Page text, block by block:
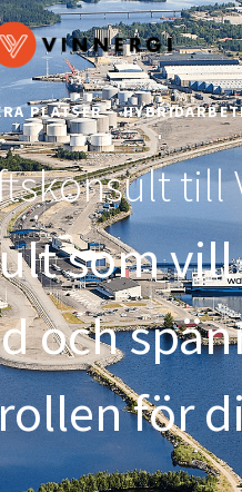
PLATSER ·
till
som
och
för